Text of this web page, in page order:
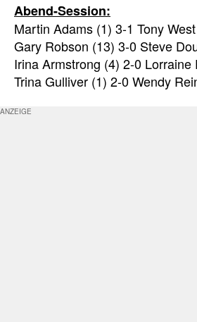
Abend-Session:
Martin Adams (1) 3-1 Tony West
Gary Robson (13) 3-0 Steve
Irina Armstrong (4) 2-0 Lorraine
Trina Gulliver (1) 2-0 Wendy